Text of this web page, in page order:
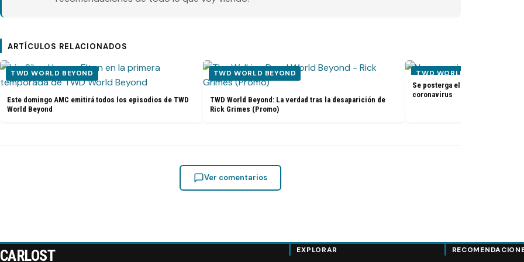
ARTÍCULOS RELACIONADOS
TWD WORLD BEYOND
Este domingo AMC emitirá todos los episodios de TWD
World Beyond
TWD WORLD BEYOND
TWD World Beyond: La verdad tras la desaparición de
Rick Grimes (Promo)
TWD WORLD BEYOND
Se posterga el estreno de TWD:
coronavirus
Ver comentarios
CARLOST EXPLORAR